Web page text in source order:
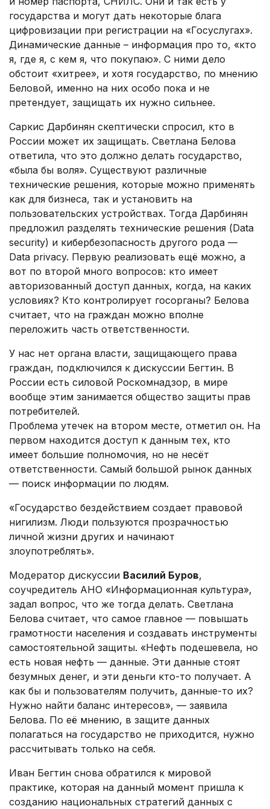
государства и могут дать некоторые блага
цифровизации при регистрации на «Госуслугах».
Динамические данные – информация про то, «кто
я, где я, с кем я, что покупаю». С ними дело
обстоит «хитрее», и хотя государство, по мнению
Беловой, именно на них особо пока и не
претендует, защищать их нужно сильнее.
Саркис Дарбинян скептически спросил, кто в
России может их защищать. Светлана Белова
ответила, что это должно делать государство,
«была бы воля». Существуют различные
технические решения, которые можно применять
как для бизнеса, так и установить на
пользовательских устройствах. Тогда Дарбинян
предложил разделять технические решения (Data
security) и кибербезопасность другого рода —
Data privacy. Первую реализовать ещё можно, а
вот по второй много вопросов: кто имеет
авторизованный доступ данных, когда, на каких
условиях? Кто контролирует госорганы? Белова
считает, что на граждан можно вполне
переложить часть ответственности.
У нас нет органа власти, защищающего права
граждан, подключился к дискуссии Бегтин. В
России есть силовой Роскомнадзор, в мире
вообще этим занимается общество защиты прав
потребителей.
Проблема утечек на втором месте, отметил он. На
первом находится доступ к данным тех, кто
имеет большие полномочия, но не несёт
ответственности. Самый большой рынок данных
— поиск информации по людям.
«Государство бездействием создает правовой
нигилизм. Люди пользуются прозрачностью
личной жизни других и начинают
злоупотреблять».
Модератор дискуссии Василий Буров,
соучредитель АНО «Информационная культура»,
задал вопрос, что же тогда делать. Светлана
Белова считает, что самое главное — повышать
грамотности населения и создавать инструменты
самостоятельной защиты. «Нефть подешевела, но
есть новая нефть — данные. Эти данные стоят
безумных денег, и эти деньги кто-то получает. А
как бы и пользователям получить, данные-то их?
Нужно найти баланс интересов», — заявила
Белова. По её мнению, в защите данных
полагаться на государство не приходится, нужно
рассчитывать только на себя.
Иван Бегтин снова обратился к мировой
практике, которая на данный момент пришла к
созданию национальных стратегий данных с